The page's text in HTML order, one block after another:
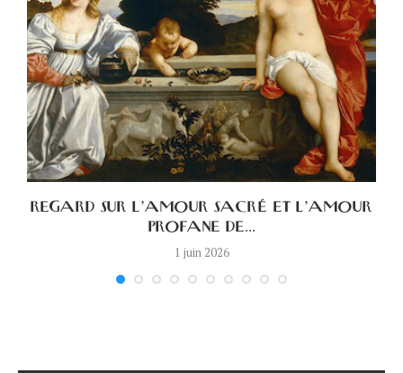
REGARD SUR L’AMOUR SACRÉ ET L’AMOUR
PROFANE DE...
1 juin 2026